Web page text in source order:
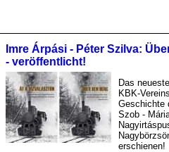
Imre Árpási - Péter Szilva:
- veröffentlicht!
Das
KBK-
Geschichte
Szob -
erschienen!